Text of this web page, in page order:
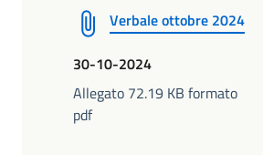
Verbale ottobre 2024
30-10-2024
Allegato 72.19 KB formato
pdf